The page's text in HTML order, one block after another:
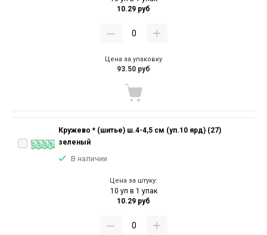
10.29 руб
Цена за упаковку
93.50 руб
Кружево * (шитье) ш.4-4,5 см (уп.10 ярд) (27)
зеленый
В наличии
Цена за штуку:
10 уп в 1 упак
10.29 руб